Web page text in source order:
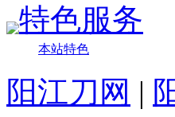
特色服务
本站特色
阳江刀网 |